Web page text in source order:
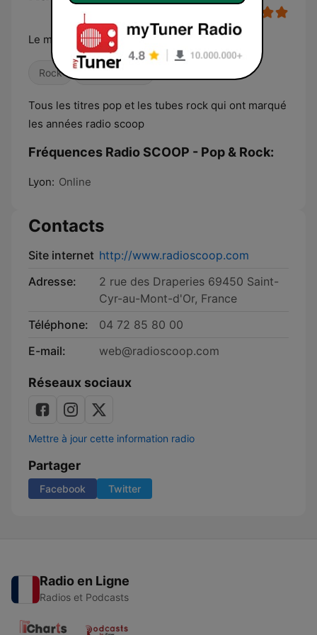
Le meilleur des tubes Pop et Rock
Rock Pop / Top 40
Tous les titres pop et les tubes rock qui ont marqué
les années radio scoop
Fréquences Radio SCOOP - Pop & Rock:
Lyon: Online
Contacts
Site internet http://www.radioscoop.com
Adresse:
2 rue des Draperies 69450 Saint-
Cyr-au-Mont-d'Or, France
Téléphone:
04 72 85 80 00
E-mail:
web@radioscoop.com
Réseaux sociaux
Mettre à jour cette information radio
Partager
Facebook Twitter
Radio en Ligne
Radios et Podcasts